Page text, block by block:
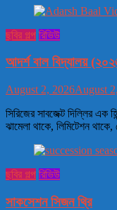
ছবির গল্প রিভিউ
আদর্শ বাল বিদ্যালয়
August 2, 2026August
সিরিজের সাবজেক্ট দিল্লির এক
ঝামেলা থাকে, লিমিটেশন
ছবির গল্প রিভিউ
সাকসেশন সিজন থ্রি